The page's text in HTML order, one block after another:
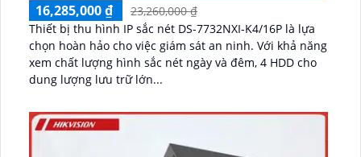
16,285,000 ₫
23,260,000 ₫
Thiết bị thu hình IP sắc nét DS-7732NXI-K4/16P là lựa
chọn hoàn hảo cho việc giám sát an ninh. Với khả năng
xem chất lượng hình sắc nét ngày và đêm, 4 HDD cho
dung lượng lưu trữ lớn...